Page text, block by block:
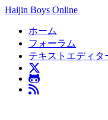
Haijin Boys Online
ホーム
フォーラム
テキストエディタ